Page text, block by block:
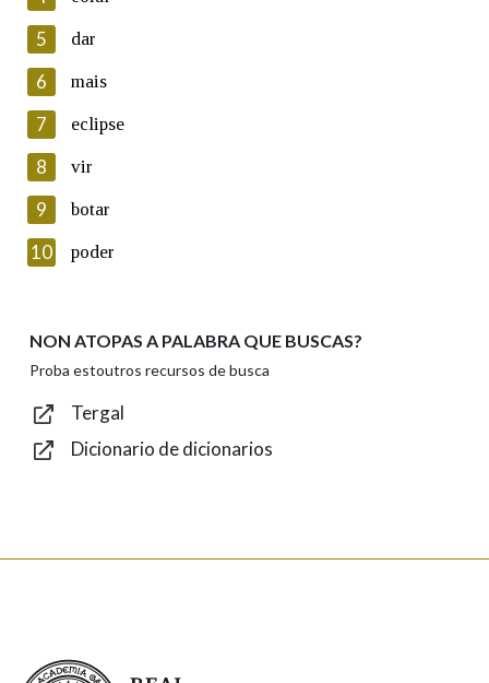
Lin e acepto as condicións da política de
Introduce o código que aparece na imaxe:
Texto de verificación
Enviar
5 dar
6 mais
7 eclipse
8 vir
9 botar
10 poder
NON ATOPAS A PALABRA QUE BUSCAS?
Proba estoutros recursos de busca
Tergal
Dicionario de dicionarios
Real Academia Galega